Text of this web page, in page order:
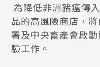
為降低非洲豬瘟傳
品的高風險商店，
署及中央畜產會啟
驗工作。